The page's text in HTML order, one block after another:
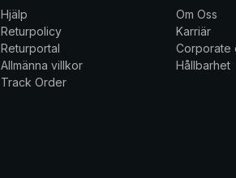
Hjälp
Returpolicy
Returportal
Allmänna villkor
Track Order
Om Oss
Karriär
Corporate
Hållbarhet